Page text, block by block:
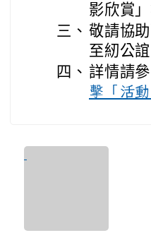
影欣賞
三、 敬請協
至紉公
四、 詳情請
擊「活